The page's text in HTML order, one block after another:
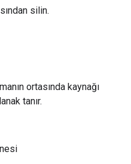
silin.
ortasında kaynağı
tanır.